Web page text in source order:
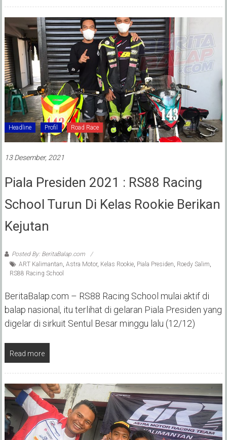
Headline Profil Road Race
13 Desember, 2021
Piala Presiden 2021 : RS88 Racing
School Turun Di Kelas Rookie Berikan
Kejutan
Posted By: BeritaBalap.com
ART Kalimantan, Astra Motor, Kelas Rookie, Piala Presiden, Roedy Salim,
RS88 Racing School
BeritaBalap.com – RS88 Racing School mulai aktif di
balap nasional, itu terlihat di gelaran Piala Presiden yang
digelar di sirkuit Sentul Besar minggu lalu (12/12)
Read more